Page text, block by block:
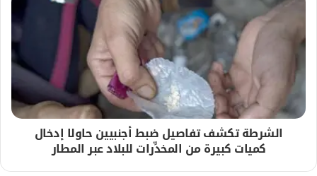
الشرطة تكشف تفاصيل ضبط أجنبيين حاولا إدخال
كميات كبيرة من المخدِّرات للبلاد عبر المطار